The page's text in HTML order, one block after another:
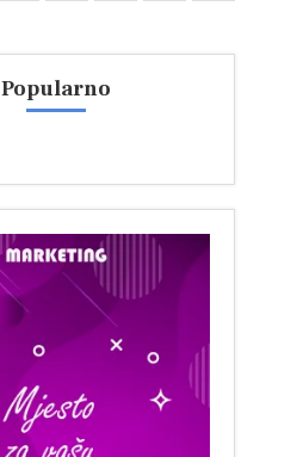
Popularno